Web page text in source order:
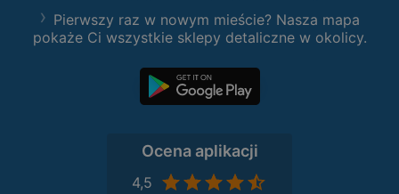
Pierwszy raz w nowym mieście? Nasza mapa
pokaże Ci wszystkie sklepy detaliczne w okolicy.
Ocena aplikacji
4,5